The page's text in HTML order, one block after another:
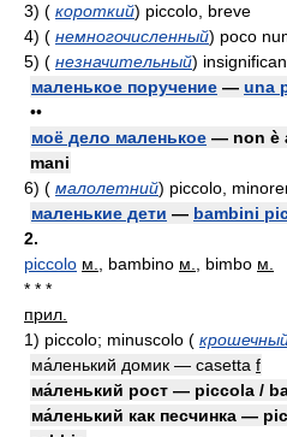
3) ( короткий) piccolo, breve
4) ( немногочисленный) poco
5) ( незначительный)
маленькое поручение — una
••
моё дело маленькое — non è
mani
6) ( малолетний) piccolo,
маленькие дети — bambini
2.
piccolo м. , bambino м. , bimbo м.
* * *
прил.
1) piccolo; minuscolo (
ма́ленький домик — casetta f
ма́ленький рост — piccola /
ма́ленький как песчинка —